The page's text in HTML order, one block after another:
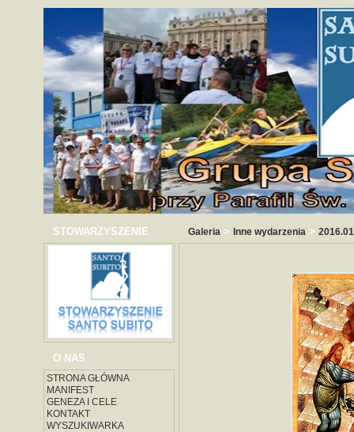
STOWARZYSZENIE
O NAS
STRONA GŁÓWNA
MANIFEST
GENEZA I CELE
KONTAKT
WYSZUKIWARKA
Galeria > Inne wydarzenia >